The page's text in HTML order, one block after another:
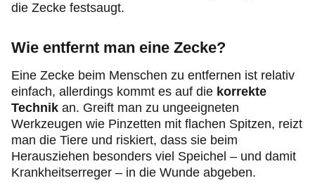
die Zecke festsaugt.
Wie entfernt man eine Zecke?
Eine Zecke beim Menschen zu entfernen ist relativ
einfach, allerdings kommt es auf die korrekte
Technik an. Greift man zu ungeeigneten
Werkzeugen wie Pinzetten mit flachen Spitzen, reizt
man die Tiere und riskiert, dass sie beim
Herausziehen besonders viel Speichel – und damit
Krankheitserreger – in die Wunde abgeben.